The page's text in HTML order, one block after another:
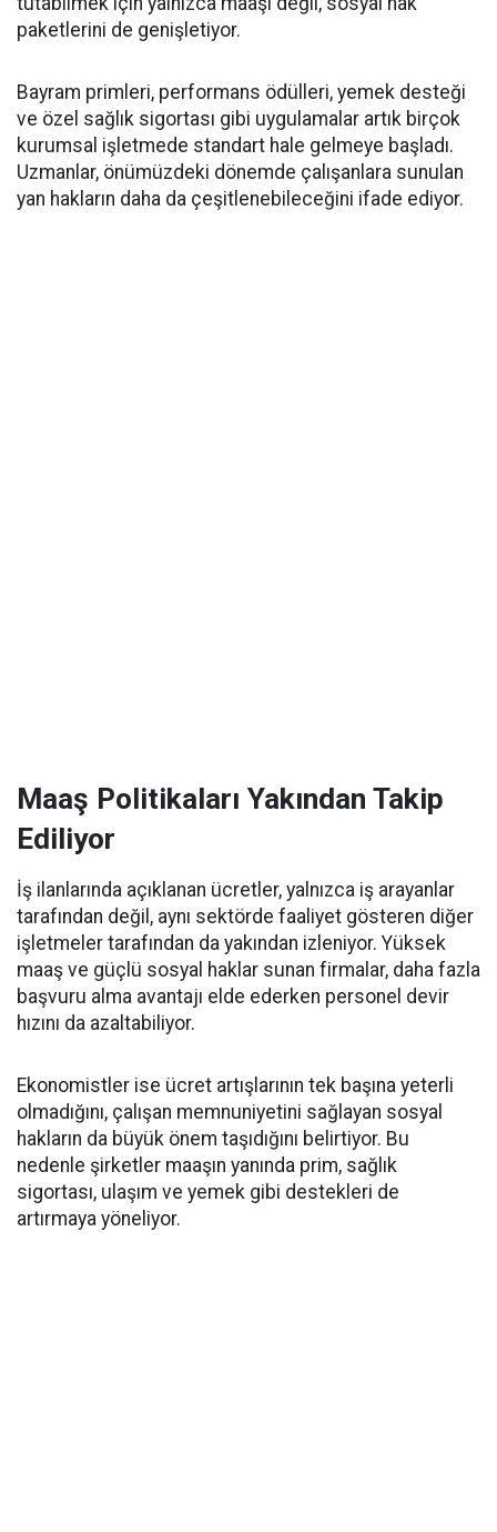
paketlerini de genişletiyor.
Bayram primleri, performans ödülleri, yemek desteği
ve özel sağlık sigortası gibi uygulamalar artık birçok
kurumsal işletmede standart hale gelmeye başladı.
Uzmanlar, önümüzdeki dönemde çalışanlara sunulan
yan hakların daha da çeşitlenebileceğini ifade ediyor.
Maaş Politikaları Yakından Takip
Ediliyor
İş ilanlarında açıklanan ücretler, yalnızca iş arayanlar
tarafından değil, aynı sektörde faaliyet gösteren diğer
işletmeler tarafından da yakından izleniyor. Yüksek
maaş ve güçlü sosyal haklar sunan firmalar, daha fazla
başvuru alma avantajı elde ederken personel devir
hızını da azaltabiliyor.
Ekonomistler ise ücret artışlarının tek başına yeterli
olmadığını, çalışan memnuniyetini sağlayan sosyal
hakların da büyük önem taşıdığını belirtiyor. Bu
nedenle şirketler maaşın yanında prim, sağlık
sigortası, ulaşım ve yemek gibi destekleri de
artırmaya yöneliyor.